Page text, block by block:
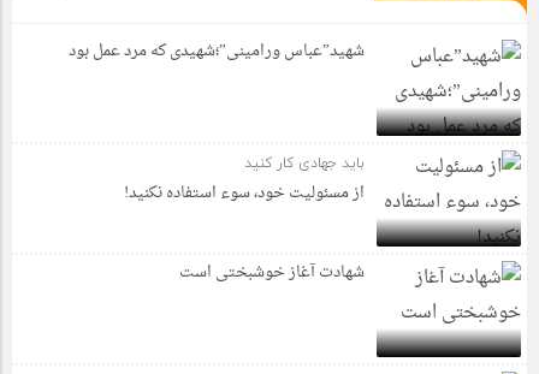
شهید”عباس ورامینی”؛شهیدی که مرد عمل بود
باید جهادی کار کنید
از مسئولیت خود، سوء استفاده نکنید!
شهادت آغاز خوشبختی است